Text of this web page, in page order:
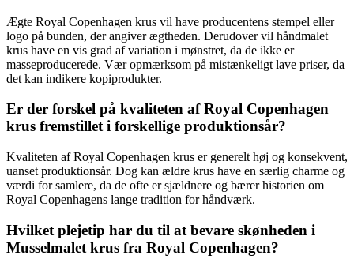
Ægte Royal Copenhagen krus vil have producentens stempel eller
logo på bunden, der angiver ægtheden. Derudover vil håndmalet
krus have en vis grad af variation i mønstret, da de ikke er
masseproducerede. Vær opmærksom på mistænkeligt lave priser, da
det kan indikere kopiprodukter.
Er der forskel på kvaliteten af Royal Copenhagen
krus fremstillet i forskellige produktionsår?
Kvaliteten af Royal Copenhagen krus er generelt høj og konsekvent,
uanset produktionsår. Dog kan ældre krus have en særlig charme og
værdi for samlere, da de ofte er sjældnere og bærer historien om
Royal Copenhagens lange tradition for håndværk.
Hvilket plejetip har du til at bevare skønheden i
Musselmalet krus fra Royal Copenhagen?